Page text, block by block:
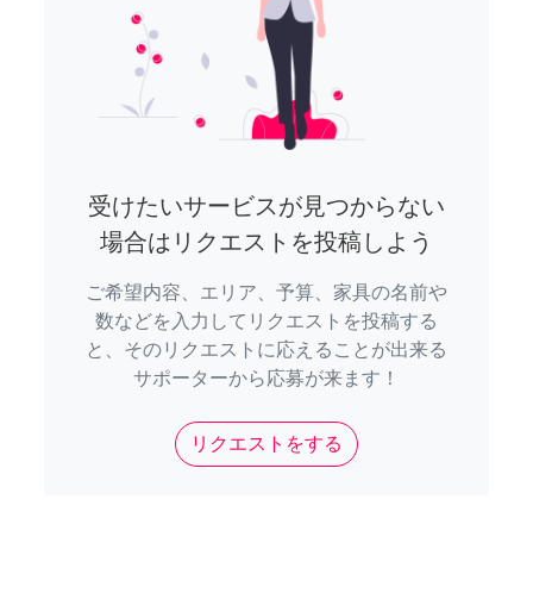
受けたいサービスが見つからない
場合はリクエストを投稿しよう
ご希望内容、エリア、予算、家具の名前や
数などを入力してリクエストを投稿する
と、そのリクエストに応えることが出来る
サポーターから応募が来ます！
リクエストをする